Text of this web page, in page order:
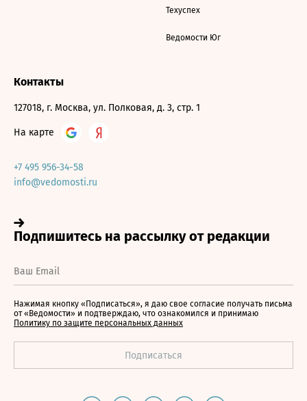
Техуспех
Ведомости Юг
Контакты
127018, г. Москва, ул. Полковая, д. 3, стр. 1
На карте
+7 495 956-34-58
info@vedomosti.ru
Нажимая кнопку «Подписаться», я даю свое согласие получать письма
от «Ведомости» и подтверждаю, что ознакомился и принимаю
Политику по защите персональных данных